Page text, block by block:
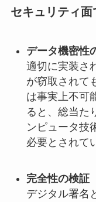
セキュリティ面
データ機密性
適切に実装さ
が窃取されて
は事実上不可
ると、総当た
ンピュータ技
必要とされて
完全性の検証
デジタル署名